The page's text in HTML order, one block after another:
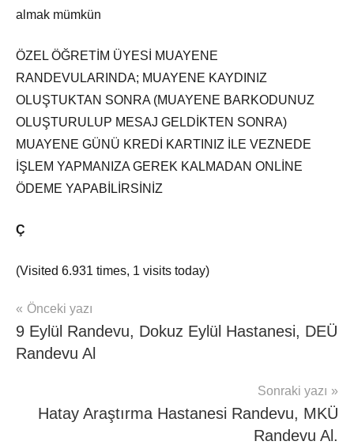
almak mümkün
ÖZEL ÖĞRETİM ÜYESİ MUAYENE
RANDEVULARINDA; MUAYENE KAYDINIZ
OLUŞTUKTAN SONRA (MUAYENE BARKODUNUZ
OLUŞTURULUP MESAJ GELDİKTEN SONRA)
MUAYENE GÜNÜ KREDİ KARTINIZ İLE VEZNEDE
İŞLEM YAPMANIZA GEREK KALMADAN ONLİNE
ÖDEME YAPABİLİRSİNİZ
Ç
(Visited 6.931 times, 1 visits today)
Şununla
etiketlenmiş:
Çomü
Hastane
Hasta
Haber
Çanakkale
Yazı
gezinmesi
Önceki yazı
9 Eylül Randevu, Dokuz Eylül Hastanesi, DEÜ
Randevu Al
Sonraki yazı
Hatay Araştırma Hastanesi Randevu, MKÜ
Randevu Al.